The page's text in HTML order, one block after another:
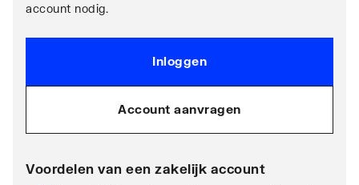
account nodig.
Inloggen
Account aanvragen
Voordelen van een zakelijk account